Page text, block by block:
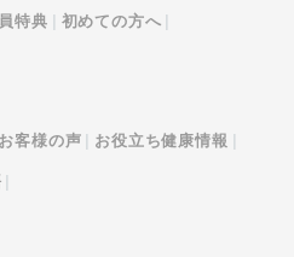
特典 初めての方へ
お客様の声 お役立ち健康情報